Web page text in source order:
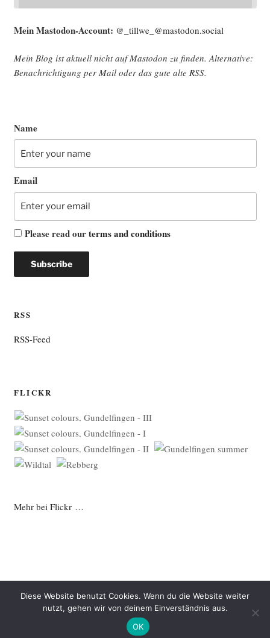
Mein Mast­o­don-Account: @_tillwe_@mastodon.social
Mein Blog ist aktu­ell nicht auf Mast­o­don zu fin­den. Alter­na­ti­ve:
Benach­rich­ti­gung per Mail oder das gute alte RSS.
Name
Email
Please read ourterms and conditions
RSS
RSS-Feed
FLICKR
Mehr bei Flickr …
Datenschutzerklärung Mit Stolz präsentiert von WordPress
Diese Website benutzt Cookies. Wenn du die Website weiter
nutzt, gehen wir von deinem Einverständnis aus.
OK